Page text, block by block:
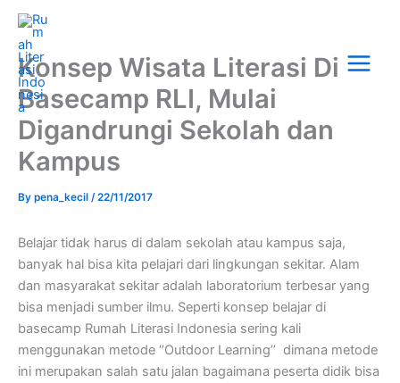
Skip
content
Menu
Konsep Wisata Literasi Di
Basecamp RLI, Mulai
Digandrungi Sekolah dan
Kampus
By pena_kecil /22/11/2017
Belajar tidak harus di dalam sekolah atau kampus saja,
banyak hal bisa kita pelajari dari lingkungan sekitar. Alam
dan masyarakat sekitar adalah laboratorium terbesar yang
bisa menjadi sumber ilmu. Seperti konsep belajar di
basecamp Rumah Literasi Indonesia sering kali
menggunakan metode ‘’Outdoor Learning’’ dimana metode
ini merupakan salah satu jalan bagaimana peserta didik bisa